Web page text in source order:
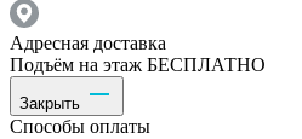
Адресная доставка
Подъём на этаж БЕСПЛАТНО
Закрыть
Способы оплаты